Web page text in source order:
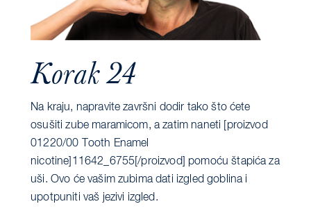
Korak 24
Na kraju, napravite završni dodir tako što ćete
osušiti zube maramicom, a zatim naneti [proizvod
01220/00 Tooth Enamel
nicotine]11642_6755[/proizvod] pomoću štapića za
uši. Ovo će vašim zubima dati izgled goblina i
upotpuniti vaš jezivi izgled.